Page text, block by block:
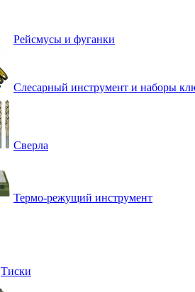
Рейсмусы и фуганки
Слесарный инструмент и наборы
Сверла
Термо-режущий инструмент
Тиски